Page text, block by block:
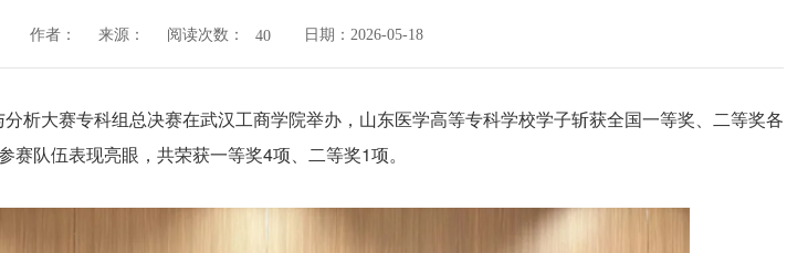
作者： 来源： 阅读次数： 40 日期：2026-05-18
析大赛专科组总决赛在武汉工商学院举办，山东医学高等专科学校学子斩获全国一等奖、二等奖各
队伍表现亮眼，共荣获一等奖4项、二等奖1项。